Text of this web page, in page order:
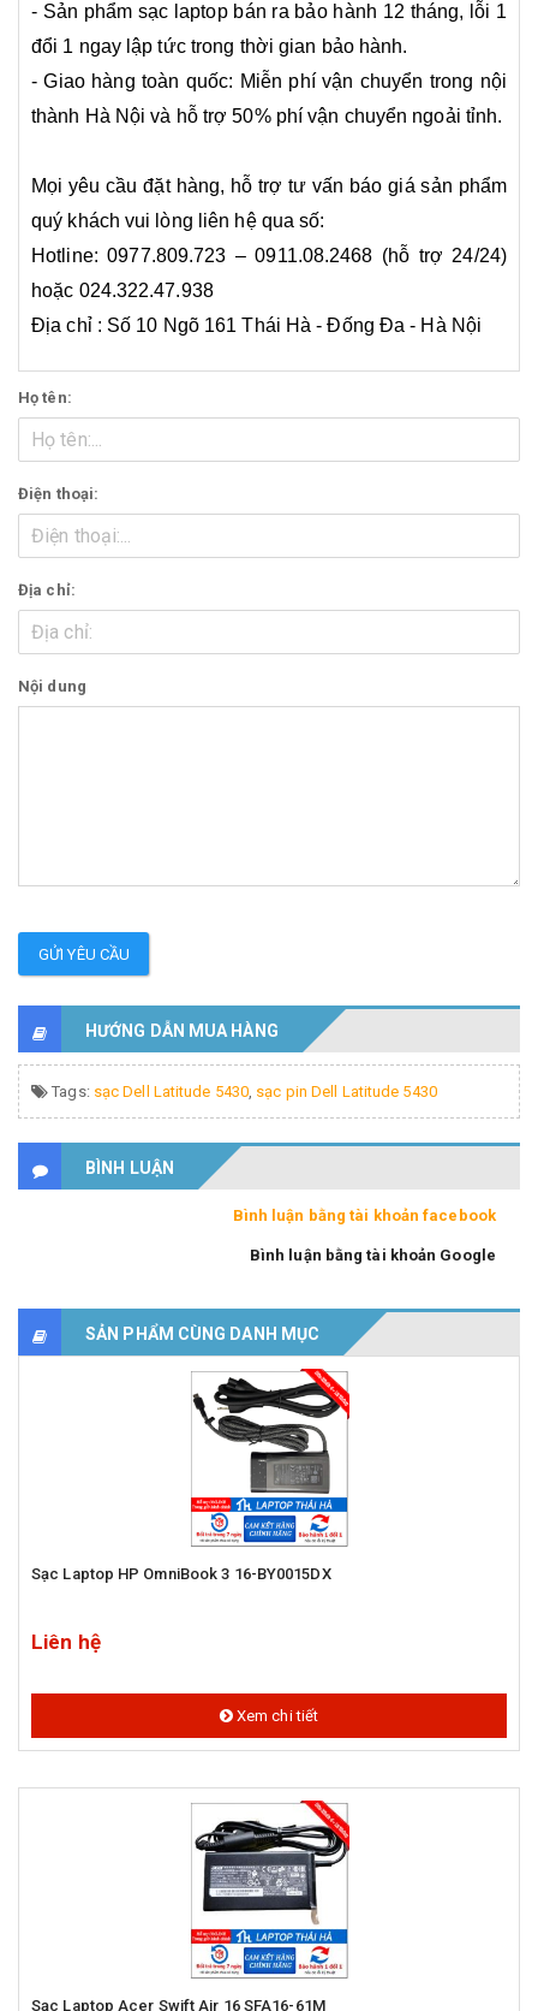
- Sản phẩm sạc laptop bán ra bảo hành 12 tháng, lỗi 1
đổi 1 ngay lập tức trong thời gian bảo hành.
- Giao hàng toàn quốc: Miễn phí vận chuyển trong nội
thành Hà Nội và hỗ trợ 50% phí vận chuyển ngoải tỉnh.
Mọi yêu cầu đặt hàng, hỗ trợ tư vấn báo giá sản phẩm
quý khách vui lòng liên hệ qua số:
Hotline: 0977.809.723 – 0911.08.2468 (hỗ trợ 24/24)
hoặc 024.322.47.938
Địa chỉ : Số 10 Ngõ 161 Thái Hà - Đống Đa - Hà Nội
Họ tên:
Điện thoại:
Địa chỉ:
Nội dung
GỬI YÊU CẦU
HƯỚNG DẪN MUA HÀNG
Tags: sạc Dell Latitude 5430, sạc pin Dell Latitude 5430
BÌNH LUẬN
Bình luận bằng tài khoản facebook
Bình luận bằng tài khoản Google
SẢN PHẨM CÙNG DANH MỤC
Sạc Laptop HP OmniBook 3 16-BY0015DX
Liên hệ
Xem chi tiết
Sạc Laptop Acer Swift Air 16 SFA16-61M